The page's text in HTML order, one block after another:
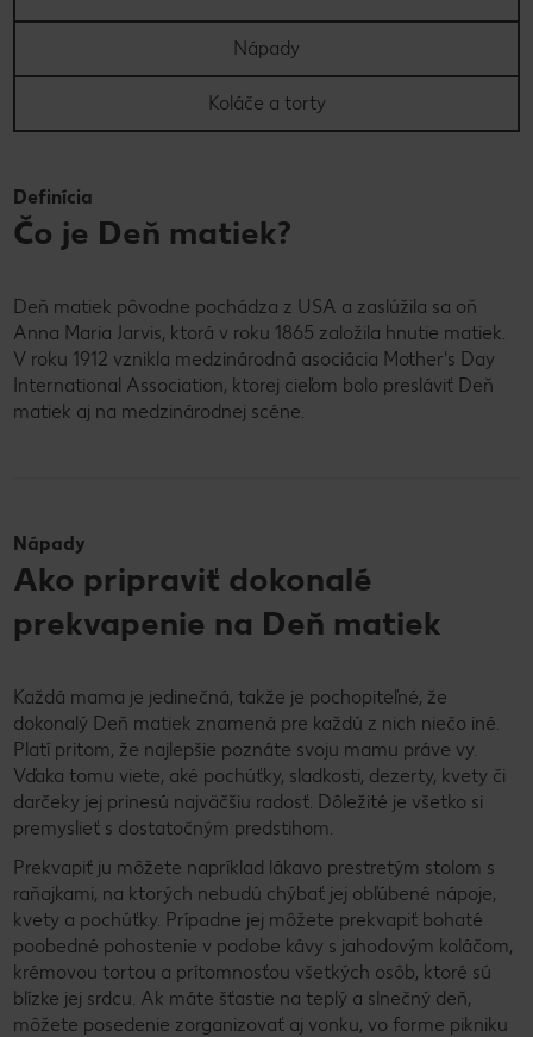
Nápady
Koláče a torty
Definícia
Čo je Deň matiek?
Deň matiek pôvodne pochádza z USA a zaslúžila sa oň
Anna Maria Jarvis, ktorá v roku 1865 založila hnutie matiek.
V roku 1912 vznikla medzinárodná asociácia Mother's Day
International Association, ktorej cieľom bolo presláviť Deň
matiek aj na medzinárodnej scéne.
Nápady
Ako pripraviť dokonalé
prekvapenie na Deň matiek
Každá mama je jedinečná, takže je pochopiteľné, že
dokonalý Deň matiek znamená pre každú z nich niečo iné.
Platí pritom, že najlepšie poznáte svoju mamu práve vy.
Vďaka tomu viete, aké pochúťky, sladkosti, dezerty, kvety či
darčeky jej prinesú najväčšiu radosť. Dôležité je všetko si
premyslieť s dostatočným predstihom.
Prekvapiť ju môžete napríklad lákavo prestretým stolom s
raňajkami, na ktorých nebudú chýbať jej obľúbené nápoje,
kvety a pochúťky. Prípadne jej môžete prekvapiť bohaté
poobedné pohostenie v podobe kávy s jahodovým koláčom,
krémovou tortou a prítomnosťou všetkých osôb, ktoré sú
blízke jej srdcu. Ak máte šťastie na teplý a slnečný deň,
môžete posedenie zorganizovať aj vonku, vo forme pikniku